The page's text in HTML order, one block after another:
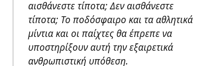
αισθάνεστε τίποτα; Δεν αισθάνεστε
τίποτα; Το ποδόσφαιρο και τα αθλητικά
μίντια και οι παίχτες θα έπρεπε να
υποστηρίξουν αυτή την εξαιρετικά
ανθρωπιστική υπόθεση.